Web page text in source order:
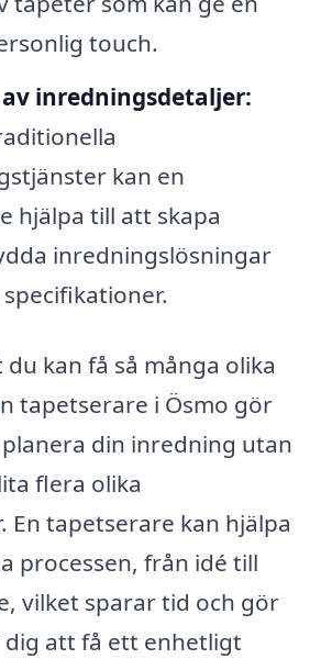
touch.
inredningsdetaljer:
kan en
hjälpa till att skapa
inredningslösningar
kan få så många olika
tapetserare i Ösmo gör
din inredning utan
flera olika
En tapetserare kan hjälpa
processen, från idé till
vilket sparar tid och gör
att få ett enhetligt